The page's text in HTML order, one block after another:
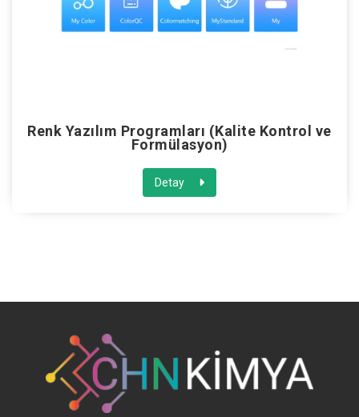
Renk Yazılım Programları (Kalite Kontrol ve
Formülasyon)
Detay